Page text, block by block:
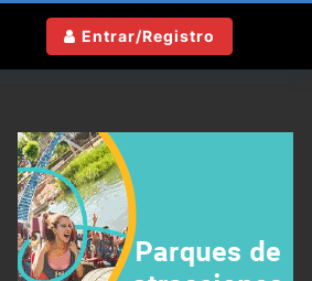
Entrar/Registro